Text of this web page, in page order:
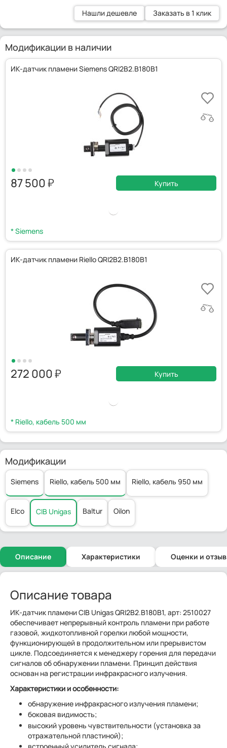
Нашли дешевле Заказать в 1 клик
Модификации в наличии
ИК-датчик пламени Siemens QRI2B2.B180B1
87 500 Купить
* Siemens
ИК-датчик пламени Riello QRI2B2.B180B1
272 000 Купить
* Riello, кабель 500 мм
Модификации
Siemens Riello, кабель 500 мм Riello, кабель 950 мм
Elco CIB Unigas Baltur Oilon
Описание Характеристики Оценки и
Описание товара
ИК-датчик пламени CIB Unigas QRI2B2.B180B1, арт: 2510027
обеспечивает непрерывный контроль пламени при работе
газовой, жидкотопливной горелки любой мощности,
функционирующей в продолжительном или прерывистом
цикле. Подсоединяется к менеджеру горения для передачи
сигналов об обнаружении пламени. Принцип действия
основан на регистрации инфракрасного излучения.
Характеристики и особенности:
обнаружение инфракрасного излучения пламени;
боковая видимость;
высокий уровень чувствительности (установка за
отражательной пластиной);